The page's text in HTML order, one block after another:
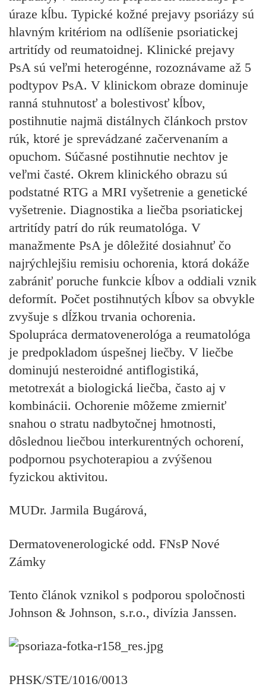
úraze kĺbu. Typické kožné prejavy psoriázy sú
hlavným kritériom na odlíšenie psoriatickej
artritídy od reumatoidnej. Klinické prejavy
PsA sú veľmi heterogénne, rozoznávame až 5
podtypov PsA. V klinickom obraze dominuje
ranná stuhnutosť a bolestivosť kĺbov,
postihnutie najmä distálnych článkoch prstov
rúk, ktoré je sprevádzané začervenaním a
opuchom. Súčasné postihnutie nechtov je
veľmi časté. Okrem klinického obrazu sú
podstatné RTG a MRI vyšetrenie a genetické
vyšetrenie. Diagnostika a liečba psoriatickej
artritídy patrí do rúk reumatológa. V
manažmente PsA je dôležité dosiahnuť čo
najrýchlejšiu remisiu ochorenia, ktorá dokáže
zabrániť poruche funkcie kĺbov a oddiali vznik
deformít. Počet postihnutých kĺbov sa obvykle
zvyšuje s dĺžkou trvania ochorenia.
Spolupráca dermatovenerológa a reumatológa
je predpokladom úspešnej liečby. V liečbe
dominujú nesteroidné antiflogistiká,
metotrexát a biologická liečba, často aj v
kombinácii. Ochorenie môžeme zmierniť
snahou o stratu nadbytočnej hmotnosti,
dôslednou liečbou interkurentných ochorení,
podpornou psychoterapiou a zvýšenou
fyzickou aktivitou.
MUDr. Jarmila Bugárová,
Dermatovenerologické odd. FNsP Nové
Zámky
Tento článok vznikol s podporou spoločnosti
Johnson & Johnson, s.r.o., divízia Janssen.
PHSK/STE/1016­/0013